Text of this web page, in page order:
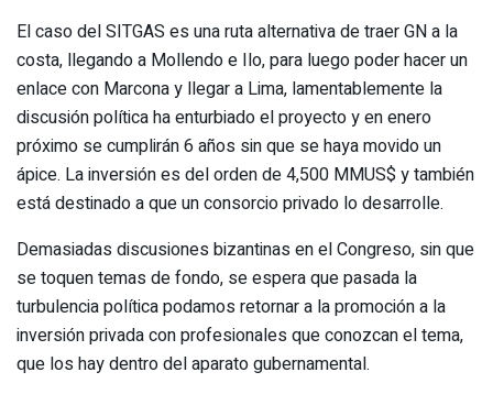
El caso del SITGAS es una ruta alternativa de traer GN a la
costa, llegando a Mollendo e Ilo, para luego poder hacer un
enlace con Marcona y llegar a Lima, lamentablemente la
discusión política ha enturbiado el proyecto y en enero
próximo se cumplirán 6 años sin que se haya movido un
ápice. La inversión es del orden de 4,500 MMUS$ y también
está destinado a que un consorcio privado lo desarrolle.
Demasiadas discusiones bizantinas en el Congreso, sin que
se toquen temas de fondo, se espera que pasada la
turbulencia política podamos retornar a la promoción a la
inversión privada con profesionales que conozcan el tema,
que los hay dentro del aparato gubernamental.